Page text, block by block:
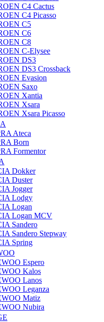
C4 Cactus
C4 Picasso
C5
C6
C8
C-Elysee
DS3
DS3 Crossback
Evasion
Saxo
Xantia
Xsara
Xsara Picasso
Ateca
Born
Formentor
Dokker
Duster
Jogger
Lodgy
Logan
Logan MCV
Sandero
Sandero Stepway
Spring
Espero
Kalos
Lanos
Leganza
Matiz
Nubira